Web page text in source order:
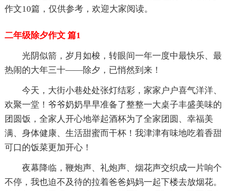
作文10篇，仅供参考，欢迎大家阅读。
二年级除夕作文 篇1
光阴似箭，岁月如梭，转眼间一年一度中最快乐、最
热闹的大年三十——除夕，已悄然到来！
今天，大街小巷处处张灯结彩，家家户户喜气洋洋、
欢聚一堂！爷爷奶奶早早准备了整整一大桌子丰盛美味的
团圆饭，全家人开心地举起酒杯为了全家团圆、幸福美
满、身体健康、生活甜蜜而干杯！我津津有味地吃着香甜
可口的饭菜更加开心！
夜幕降临，鞭炮声、礼炮声、烟花声交织成一片响个
不停，我也迫不及待的拉着爸爸妈妈一起下楼去放烟花。